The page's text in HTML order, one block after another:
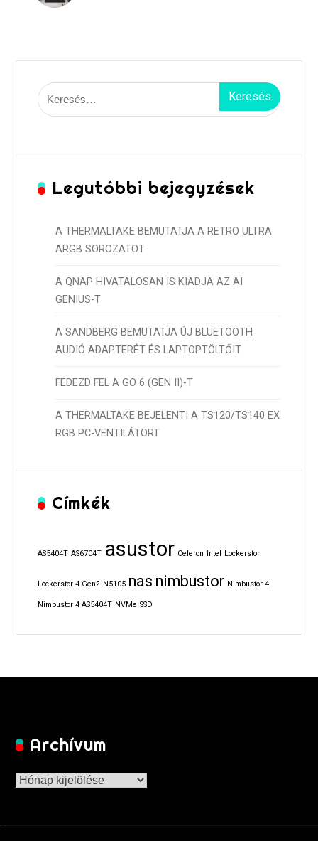
Keresés:
Legutóbbi bejegyzések
A THERMALTAKE BEMUTATJA A RETRO ULTRA
ARGB SOROZATOT
A QNAP HIVATALOSAN IS KIADJA AZ AI
GENIUS-T
A SANDBERG BEMUTATJA ÚJ BLUETOOTH
AUDIÓ ADAPTERÉT ÉS LAPTOPTÖLTŐIT
FEDEZD FEL A GO 6 (GEN II)-T
A THERMALTAKE BEJELENTI A TS120/TS140 EX
RGB PC-VENTILÁTORT
Címkék
AS5404T AS6704T asustor Celeron Intel Lockerstor
Lockerstor 4 Gen2 N5105 nas nimbustor Nimbustor 4
Nimbustor 4 AS5404T NVMe SSD
Archívum
Archívum